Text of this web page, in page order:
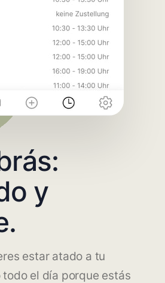
y
estar atado a tu
el día porque estás